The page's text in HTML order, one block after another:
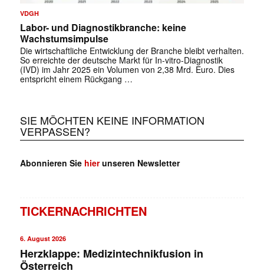
VDGH
Labor- und Diagnostikbranche: keine
Wachstumsimpulse
Die wirtschaftliche Entwicklung der Branche bleibt verhalten.
So erreichte der deutsche Markt für In-vitro-Diagnostik
(IVD) im Jahr 2025 ein Volumen von 2,38 Mrd. Euro. Dies
entspricht einem Rückgang …
SIE MÖCHTEN KEINE INFORMATION
VERPASSEN?
Abonnieren Sie hierunseren Newsletter
TICKERNACHRICHTEN
6. August 2026
Herzklappe: Medizintechnikfusion in
Österreich